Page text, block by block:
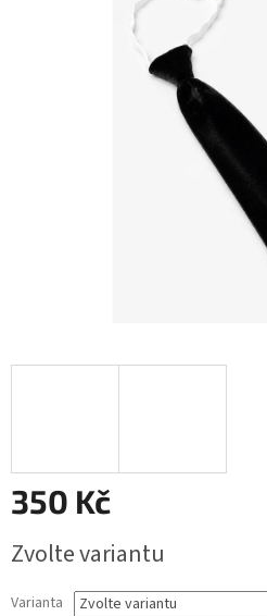
350 Kč
cena:
Zvolte variantu
Varianta